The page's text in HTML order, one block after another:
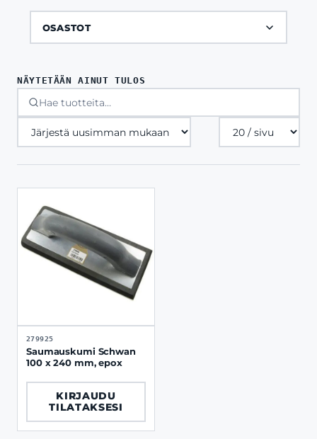
OSASTOT
NÄYTETÄÄN AINUT TULOS
Tuotteita
sivulla
279925
Saumauskumi Schwan
100 x 240 mm, epox
KIRJAUDU
TILATAKSESI